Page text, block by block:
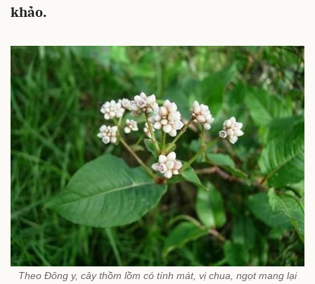
khảo.
Theo Đông y, cây thồm lồm có tính mát, vị chua, ngọt mang lại